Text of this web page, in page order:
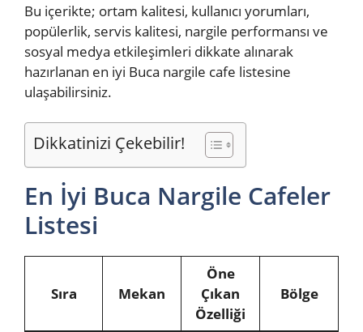
Bu içerikte; ortam kalitesi, kullanıcı yorumları,
popülerlik, servis kalitesi, nargile performansı ve
sosyal medya etkileşimleri dikkate alınarak
hazırlanan en iyi Buca nargile cafe listesine
ulaşabilirsiniz.
Dikkatinizi Çekebilir!
En İyi Buca Nargile Cafeler
Listesi
Sıra Mekan
Öne
Çıkan
Özelliği
Bölge